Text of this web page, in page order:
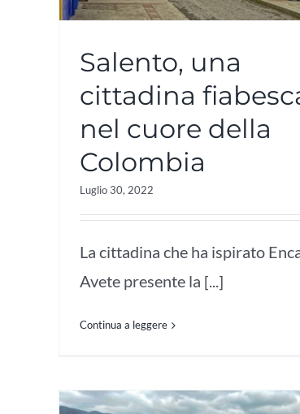
Salento, una
cittadina
nel cuore della
Colombia
Luglio 30, 2022
La cittadina che ha ispirato
Avete presente la [...]
Continua a leggere